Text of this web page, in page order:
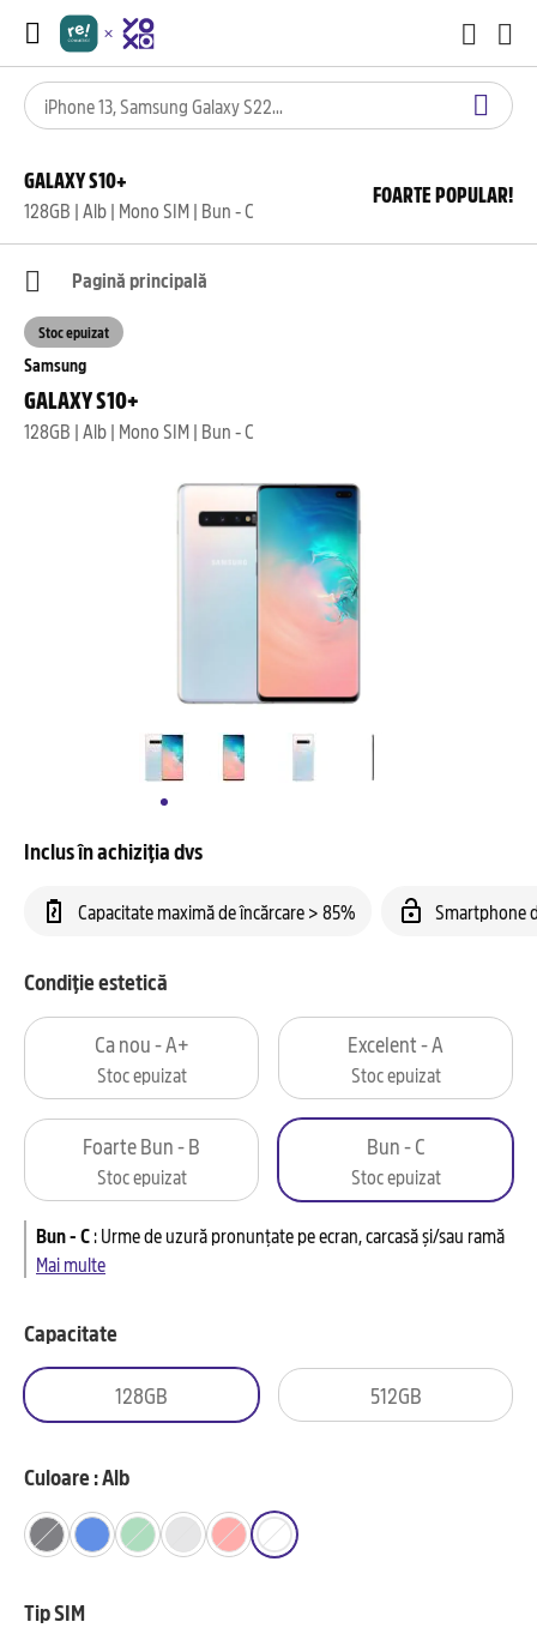
GALAXY S10+
128GB | Alb | Mono SIM | Bun - C
FOARTE POPULAR!
Pagină principală
Samsung
GALAXY S10+
128GB | Alb | Mono SIM | Bun - C
Stoc epuizat
Inclus în achiziția dvs
Capacitate maximă de încărcare > 85% Smartphone
Condiție estetică
Ca nou - A+
Stoc epuizat
Excelent - A
Stoc epuizat
Foarte Bun - B
Stoc epuizat
Bun - C
Stoc epuizat
Bun - C:Urme de uzură pronunțate pe ecran, carcasă și/sau ramă
Mai multe
Capacitate
128GB 512GB
Culoare : Alb
Tip SIM